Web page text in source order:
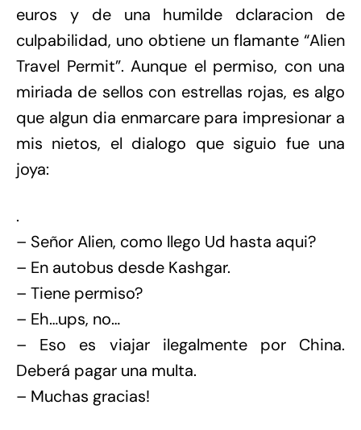
euros y de una humilde dclaracion de
culpabilidad, uno obtiene un flamante “Alien
Travel Permit”. Aunque el permiso, con una
miriada de sellos con estrellas rojas, es algo
que algun dia enmarcare para impresionar a
mis nietos, el dialogo que siguio fue una
joya:
.
– Señor Alien, como llego Ud hasta aqui?
– En autobus desde Kashgar.
– Tiene permiso?
– Eh…ups, no…
– Eso es viajar ilegalmente por China.
Deberá pagar una multa.
– Muchas gracias!